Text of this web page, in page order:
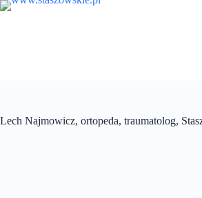
Przejdź
Lech Najmowicz, ortopeda, traumatolog,